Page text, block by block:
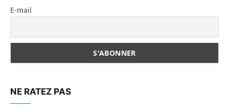
E-mail
NE RATEZ PAS